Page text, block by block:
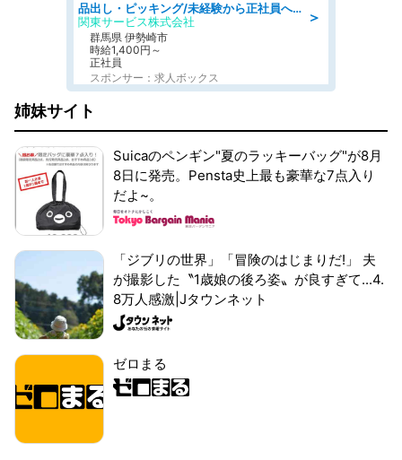
＞
品出し・ピッキング/未経験から正社員へ 大手飲料メーカーでの物流倉庫スタッフ
関東サービス株式会社
群馬県 伊勢崎市
時給1,400円～
正社員
スポンサー：求人ボックス
姉妹サイト
Suicaのペンギン"夏のラッキーバッグ"が8月
8日に発売。Pensta史上最も豪華な7点入り
だよ~。
「ジブリの世界」「冒険のはじまりだ!」 夫
が撮影した〝1歳娘の後ろ姿〟が良すぎて...4.
8万人感激|Jタウンネット
ゼロまる